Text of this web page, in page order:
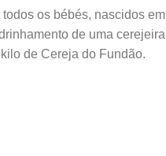
os bébés, nascidos em
de uma cerejeira
de Cereja do Fundão.